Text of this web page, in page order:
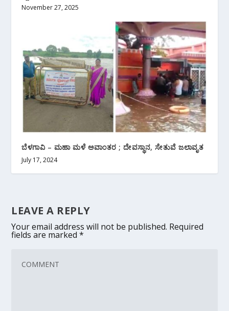
November 27, 2025
ಬೆಳಗಾವಿ – ಮಹಾ ಮಳೆ ಅವಾಂತರ ; ದೇವಸ್ಥಾನ, ಸೇತುವೆ ಜಲಾವೃತ
July 17, 2024
LEAVE A REPLY
Your email address will not be published. Required
fields are marked*